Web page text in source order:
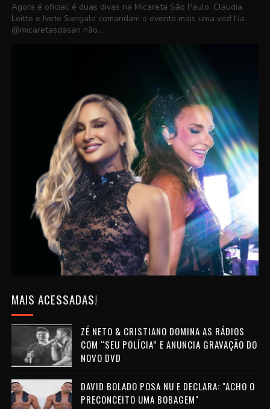
Agora é oficial: é duas divas na Micareta São Paulo. Claudia
Leitte e Ivete Sangalo comandam o evento mais uma vez! Na
@micaretasdasan não...
MAIS ACESSADAS!
ZÉ NETO & CRISTIANO DOMINA AS RÁDIOS
COM “SEU POLÍCIA” E ANUNCIA GRAVAÇÃO DO
NOVO DVD
DAVID BOLADO POSA NU E DECLARA: "ACHO O
PRECONCEITO UMA BOBAGEM"